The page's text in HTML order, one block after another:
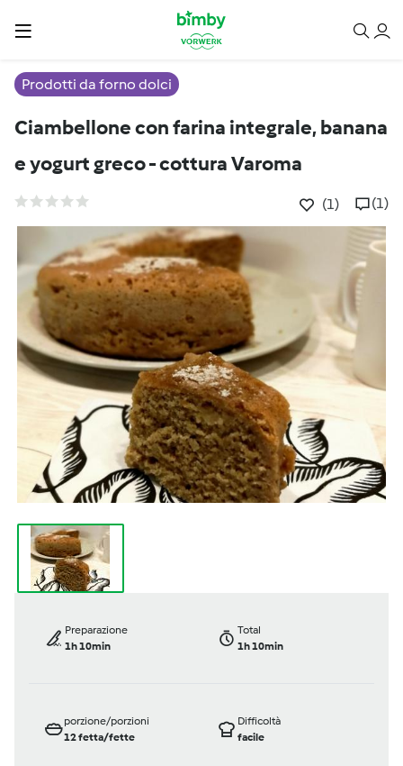
Prodotti da forno dolci
Ciambellone con farina integrale, banana
e yogurt greco - cottura Varoma
(1) (1)
Preparazione
1h 10min
Total
1h 10min
porzione/porzioni
12fetta/fette
Difficoltà
facile